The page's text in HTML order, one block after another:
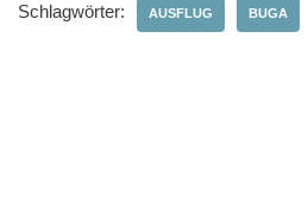
Schlagwörter: AUSFLUG BUGA